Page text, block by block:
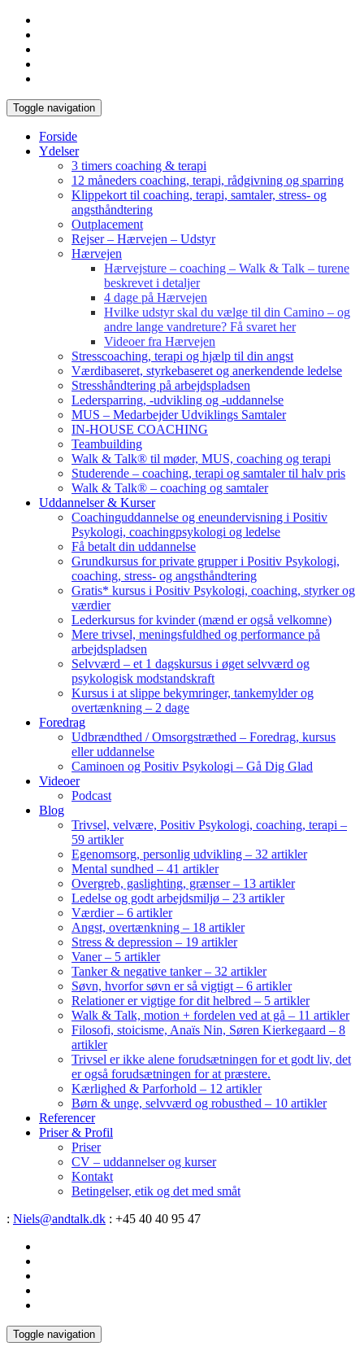
Toggle navigation
Forside
Ydelser
3 timers coaching & terapi
12 måneders coaching, terapi, rådgivning og sparring
Klippekort til coaching, terapi, samtaler, stress- og
angsthåndtering
Outplacement
Rejser – Hærvejen – Udstyr
Hærvejen
Hærvejsture – coaching – Walk & Talk – turene
beskrevet i detaljer
4 dage på Hærvejen
Hvilke udstyr skal du vælge til din Camino – og
andre lange vandreture? Få svaret her
Videoer fra Hærvejen
Stresscoaching, terapi og hjælp til din angst
Værdibaseret, styrkebaseret og anerkendende ledelse
Stresshåndtering på arbejdspladsen
Ledersparring, -udvikling og -uddannelse
MUS – Medarbejder Udviklings Samtaler
IN-HOUSE COACHING
Teambuilding
Walk & Talk® til møder, MUS, coaching og terapi
Studerende – coaching, terapi og samtaler til halv pris
Walk & Talk® – coaching og samtaler
Uddannelser & Kurser
Coachinguddannelse og eneundervisning i Positiv
Psykologi, coachingpsykologi og ledelse
Få betalt din uddannelse
Grundkursus for private grupper i Positiv Psykologi,
coaching, stress- og angsthåndtering
Gratis* kursus i Positiv Psykologi, coaching, styrker og
værdier
Lederkursus for kvinder (mænd er også velkomne)
Mere trivsel, meningsfuldhed og performance på
arbejdspladsen
Selvværd – et 1 dagskursus i øget selvværd og
psykologisk modstandskraft
Kursus i at slippe bekymringer, tankemylder og
overtænkning – 2 dage
Foredrag
Udbrændthed / Omsorgstræthed – Foredrag, kursus
eller uddannelse
Caminoen og Positiv Psykologi – Gå Dig Glad
Videoer
Podcast
Blog
Trivsel, velvære, Positiv Psykologi, coaching, terapi –
59 artikler
Egenomsorg, personlig udvikling – 32 artikler
Mental sundhed – 41 artikler
Overgreb, gaslighting, grænser – 13 artikler
Ledelse og godt arbejdsmiljø – 23 artikler
Værdier – 6 artikler
Angst, overtænkning – 18 artikler
Stress & depression – 19 artikler
Vaner – 5 artikler
Tanker & negative tanker – 32 artikler
Søvn, hvorfor søvn er så vigtigt – 6 artikler
Relationer er vigtige for dit helbred – 5 artikler
Walk & Talk, motion + fordelen ved at gå – 11 artikler
Filosofi, stoicisme, Anaïs Nin, Søren Kierkegaard – 8
artikler
Trivsel er ikke alene forudsætningen for et godt liv, det
er også forudsætningen for at præstere.
Kærlighed & Parforhold – 12 artikler
Børn & unge, selvværd og robusthed – 10 artikler
Referencer
Priser & Profil
Priser
CV – uddannelser og kurser
Kontakt
Betingelser, etik og det med småt
: Niels@andtalk.dk : +45 40 40 95 47
Toggle navigation